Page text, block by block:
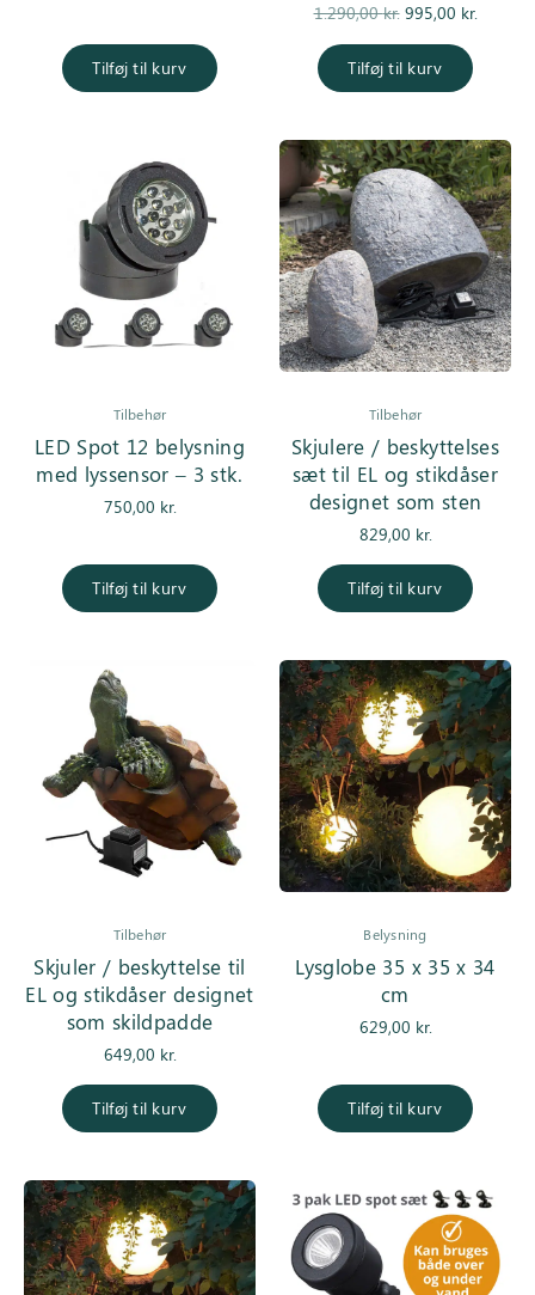
Tilføj til kurv
1.290,00kr.
Den
pris var:
1.290,00 kr..
995,00 kr.
Tilføj til kurv
Tilbehør
LED Spot 12 belysning
med lyssensor – 3 stk.
750,00 kr.
Tilføj til kurv
Tilbehør
Skjulere / beskyttelses
sæt til EL og stikdåser
designet som sten
829,00 kr.
Tilføj til kurv
Tilbehør
Skjuler / beskyttelse til
EL og stikdåser designet
som skildpadde
649,00 kr.
Tilføj til kurv
Belysning
Lysglobe 35 x 35 x 34
cm
629,00 kr.
Tilføj til kurv